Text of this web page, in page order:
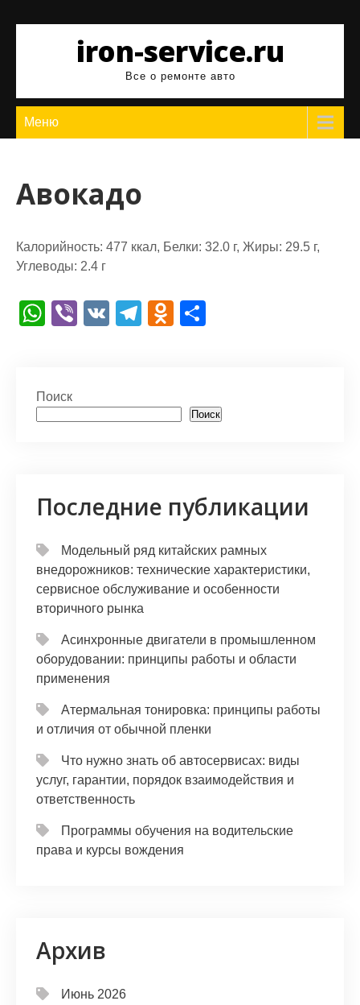
содержимомуiron-service.ru
Все о ремонте авто
Меню
Авокадо
Калорийность: 477 ккал, Белки: 32.0 г, Жиры: 29.5 г,
Углеводы: 2.4 г
W
s
A
Vi
V
T
a
O
kl
ni
ki
а
т
ь
Поиск
Поиск
Последние публикации
Модельный ряд китайских рамных
внедорожников: технические характеристики,
сервисное обслуживание и особенности
вторичного рынка
Асинхронные двигатели в промышленном
оборудовании: принципы работы и области
применения
Атермальная тонировка: принципы работы
и отличия от обычной пленки
Что нужно знать об автосервисах: виды
услуг, гарантии, порядок взаимодействия и
ответственность
Программы обучения на водительские
права и курсы вождения
Архив
Июнь 2026